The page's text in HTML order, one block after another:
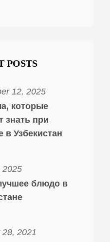
POSTS
12, 2025
которые
знать при
в Узбекистан
2025
блюдо в
2021